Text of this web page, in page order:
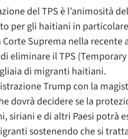
del TPS è l’animosità
per gli haitiani in
Suprema nella
eliminare il TPS
di migranti haitiani.
Trump con la
dovrà decidere se la
siriani e di altri Paesi potrà
sostenendo che si